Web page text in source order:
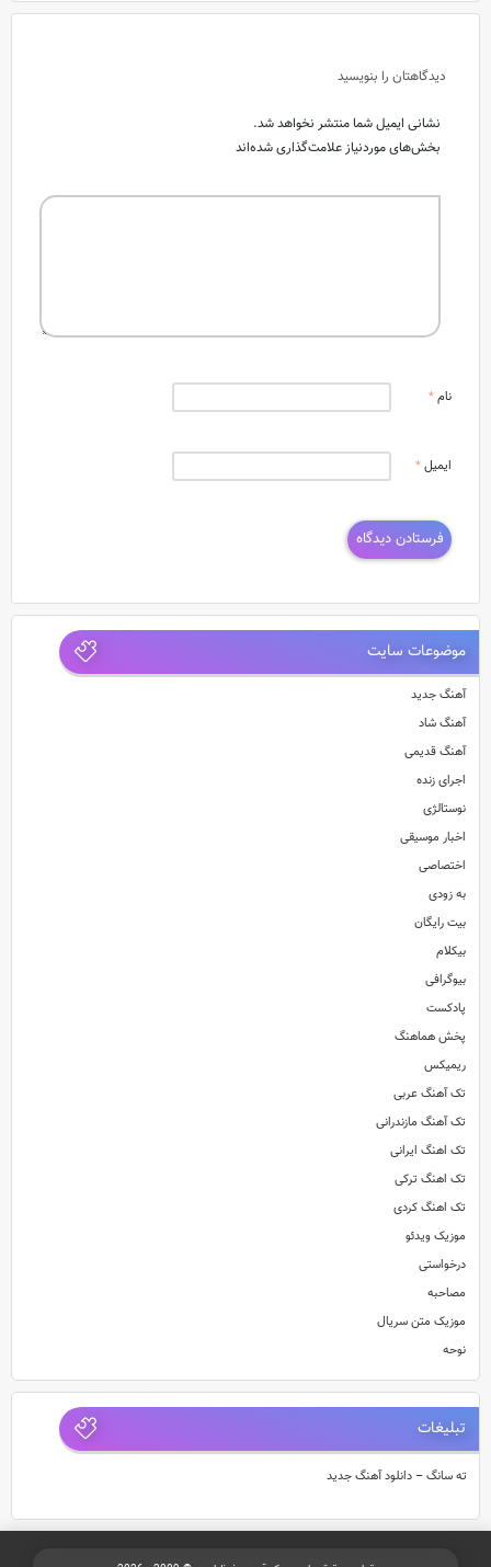
دیدگاهتان را بنویسید
نشانی ایمیل شما منتشر نخواهد شد.
بخش‌های موردنیاز علامت‌گذاری شده‌اند
نام*
ایمیل*
موضوعات سایت
آهنگ جدید
آهنگ شاد
آهنگ قدیمی
اجرای زنده
نوستالژی
اخبار موسیقی
اختصاصی
به زودی
بیت رایگان
بیکلام
بیوگرافی
پادکست
پخش هماهنگ
ریمیکس
تک آهنگ عربی
تک آهنگ مازندرانی
تک اهنگ ایرانی
تک اهنگ ترکی
تک اهنگ کردی
موزیک ویدئو
درخواستی
مصاحبه
موزیک متن سریال
نوحه
تبلیغات
ته سانگ – دانلود آهنگ جدید